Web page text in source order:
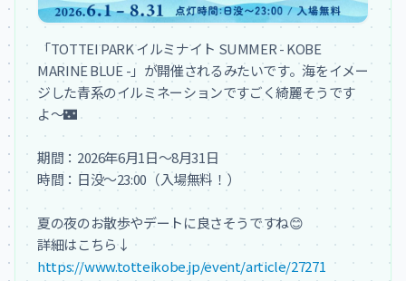
「TOTTEI PARK イルミナイト SUMMER - KOBE
MARINE BLUE -」が開催されるみたいです。海をイメー
ジした青系のイルミネーションですごく綺麗そうです
よ〜🌃
期間：2026年6月1日〜8月31日
時間：日没〜23:00（入場無料！）
夏の夜のお散歩やデートに良さそうですね😊
https://www.totteikobe.jp/event/article/27271